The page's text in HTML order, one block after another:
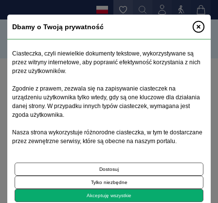
Zopiklon u pacjentów leczonych ambulatoryjnie z
powodu bezsenności
Archiwum 1995–2023
1998, tom 14, zeszyt 1
Artykuł
Dbamy o Twoją prywatność
Ciasteczka, czyli niewielkie dokumenty tekstowe, wykorzystywane są
przez witryny internetowe, aby poprawić efektywność korzystania z nich
przez użytkowników.
Zgodnie z prawem, zezwala się na zapisywanie ciasteczek na
urządzeniu użytkownika tylko wtedy, gdy są one kluczowe dla działania
danej strony. W przypadku innych typów ciasteczek, wymagana jest
zgoda użytkownika.
Nasza strona wykorzystuje różnorodne ciasteczka, w tym te dostarczane
przez zewnętrzne serwisy, które są obecne na naszym portalu.
Dostosuj
Tylko niezbędne
Akceptuję wszystkie